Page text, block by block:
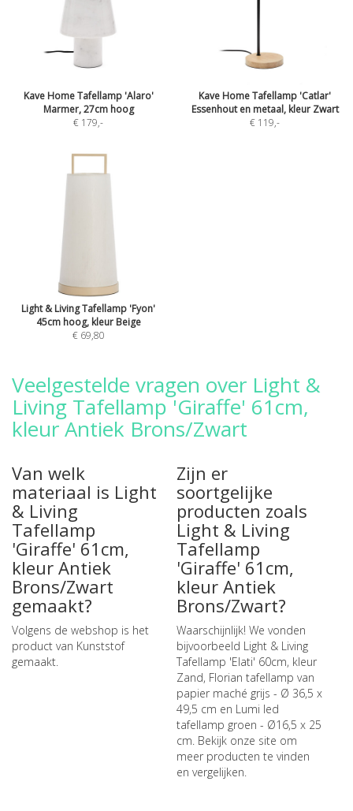
Kave Home Tafellamp 'Alaro'
Marmer, 27cm hoog
€ 179,-
Kave Home Tafellamp 'Catlar'
Essenhout en metaal, kleur Zwart
€ 119,-
Light & Living Tafellamp 'Fyon'
45cm hoog, kleur Beige
€ 69,80
Veelgestelde vragen over Light &
Living Tafellamp 'Giraffe' 61cm,
kleur Antiek Brons/Zwart
Van welk
materiaal is Light
& Living
Tafellamp
'Giraffe' 61cm,
kleur Antiek
Brons/Zwart
gemaakt?
Volgens de webshop is het
product van Kunststof
gemaakt.
Zijn er
soortgelijke
producten zoals
Light & Living
Tafellamp
'Giraffe' 61cm,
kleur Antiek
Brons/Zwart?
Waarschijnlijk! We vonden
bijvoorbeeld Light & Living
Tafellamp 'Elati' 60cm, kleur
Zand, Florian tafellamp van
papier maché grijs - Ø 36,5 x
49,5 cm en Lumi led
tafellamp groen - Ø16,5 x 25
cm. Bekijk onze site om
meer producten te vinden
en vergelijken.